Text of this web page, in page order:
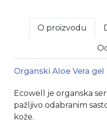
O proizvodu
Organski Aloe Vera gel
Ecowell je organska
pažljivo odabranim
kože.